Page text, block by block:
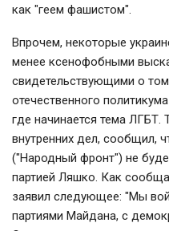
как "геем фашистом".
Впрочем, некоторые
менее ксенофобными
свидетельствующими о
отечественного
где начинается тема ЛГБТ.
внутренних дел, сообщил,
("Народный фронт") не
партией Ляшко. Как
заявил следующее: "Мы
партиями Майдана, с